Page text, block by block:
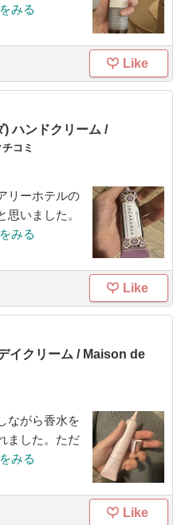
みる
Like
ハンドクリーム /
コミ
リーホテルの
思いました。
みる
Like
イクリーム / Maison de
ながら香水を
ました。ただ
みる
Like